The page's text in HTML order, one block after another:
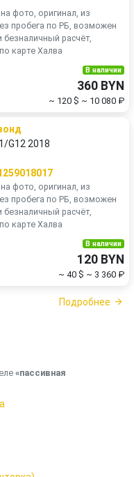
фото, оригинал, из
пробега по РБ, возможен
безналичный расчёт,
карте Халва
В наличии
360 BYN
~ 120 $ ~ 10 080 ₽
G12 2018
фото, оригинал, из
пробега по РБ, возможен
безналичный расчёт,
карте Халва
В наличии
120 BYN
~ 40 $ ~ 3 360 ₽
Подробнее
«пассивная